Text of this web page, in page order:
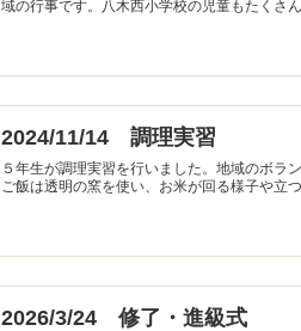
2024/11/14 調理実習
５年生が調理実習を行いました。地域のボラ
ご飯は透明の窯を使い、お米が回る様子や立
2026/3/24 修了・進級式